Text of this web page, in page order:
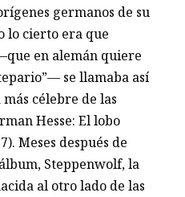
germanos de su
lo cierto era que
en alemán quiere
se llamaba así
célebre de las
Hesse: El lobo
Meses después de
Steppenwolf, la
al otro lado de las